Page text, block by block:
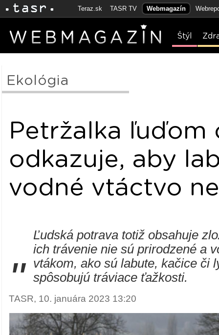
Teraz.sk TASR TV Webmagazín
Štýl
Ekológia
Petržalka ľuďom
odkazuje, aby
vodné vtáctvo
"
Ľudská potrava totiž obsahuje
ich trávenie nie sú prirodzené a
vtákom, ako sú labute, kačice či
spôsobujú tráviace ťažkosti.
TASR, 10. januára 2023 13:20